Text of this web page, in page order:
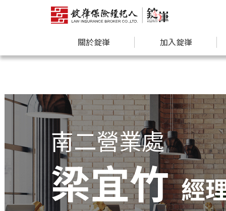
關於錠嵂 加入錠嵂
南二營業處
梁宜竹 經